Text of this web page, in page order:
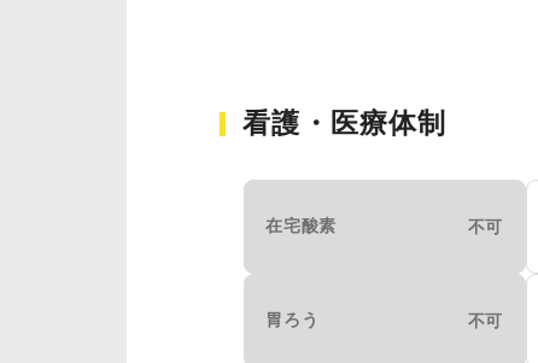
看護・医療体制
在宅酸素 不可
胃ろう 不可